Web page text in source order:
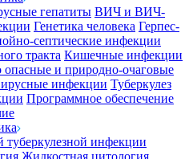
гепатиты ВИЧ и ВИЧ-
Генетика человека Герпес-
септические инфекции
тракта Кишечные инфекции
опасные и природно-очаговые
инфекции Туберкулез
Программное обеспечение
туберкулезной инфекции
Жидкостная цитология